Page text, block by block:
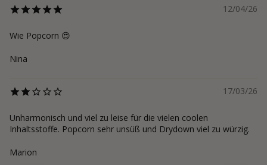
12/04/26
Wie Popcorn 😍
Nina
17/03/26
Unharmonisch und viel zu leise für die vielen coolen
Inhaltsstoffe. Popcorn sehr unsüß und Drydown viel zu würzig.
Marion